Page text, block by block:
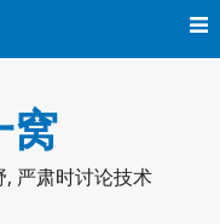
窝
严肃时讨论技术